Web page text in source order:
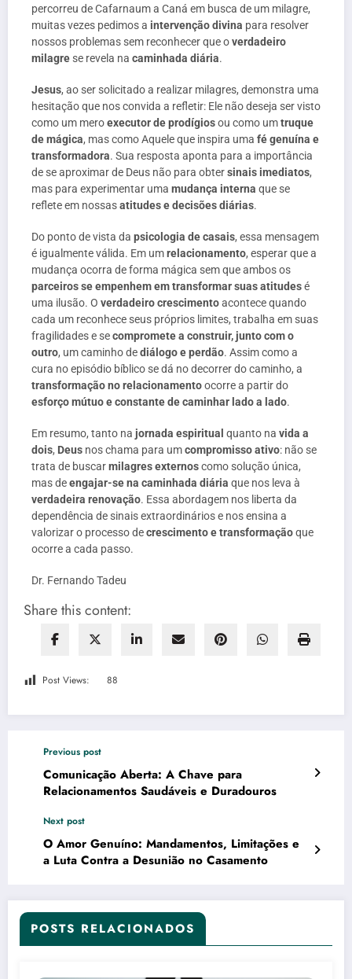
percorreu de Cafarnaum a Caná em busca de um milagre,
muitas vezes pedimos a intervenção divina para resolver
nossos problemas sem reconhecer que overdadeiro
milagre se revela na caminhada diária.
Jesus, ao ser solicitado a realizar milagres, demonstra uma
hesitação que nos convida a refletir: Ele não deseja ser visto
como um meroexecutor de prodígiosou como umtruque
de mágica, mas como Aquele que inspira uma fé genuína e
transformadora. Sua resposta aponta para a importância
de se aproximar de Deus não para obtersinais imediatos,
mas para experimentar uma mudança interna que se
reflete em nossasatitudes e decisões diárias.
Do ponto de vista da psicologia de casais, essa mensagem
é igualmente válida. Em umrelacionamento, esperar que a
mudança ocorra de forma mágica sem que ambos os
parceiros se empenhem em transformar suas atitudesé
uma ilusão. O verdadeiro crescimentoacontece quando
cada um reconhece seus próprios limites, trabalha em suas
fragilidades e secompromete a construir, junto com o
outro, um caminho dediálogo e perdão. Assim como a
cura no episódio bíblico se dá no decorrer do caminho, a
transformação no relacionamentoocorre a partir do
esforço mútuo e constante de caminhar lado a lado.
Em resumo, tanto na jornada espiritual quanto na vida a
dois, Deus nos chama para umcompromisso ativo: não se
trata de buscarmilagres externoscomo solução única,
mas deengajar-se na caminhada diária que nos leva à
verdadeira renovação. Essa abordagem nos liberta da
dependência de sinais extraordinários e nos ensina a
valorizar o processo decrescimento e transformaçãoque
ocorre a cada passo.
Dr. Fernando Tadeu
Share this content:
Post Views: 88
Previous post
Comunicação Aberta: A Chave para
Relacionamentos Saudáveis e Duradouros
Next post
O Amor Genuíno: Mandamentos, Limitações e
a Luta Contra a Desunião no Casamento
POSTS RELACIONADOS